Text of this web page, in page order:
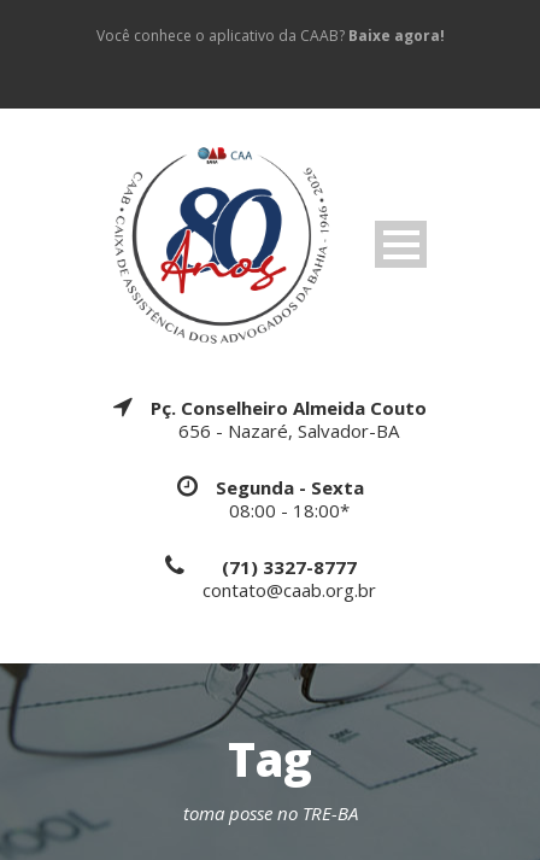
Você conhece o aplicativo da CAAB? Baixe agora!
Pç. Conselheiro Almeida Couto
656 - Nazaré, Salvador-BA
Segunda - Sexta
08:00 - 18:00*
(71) 3327-8777
contato@caab.org.br
Tag
toma posse no TRE-BA